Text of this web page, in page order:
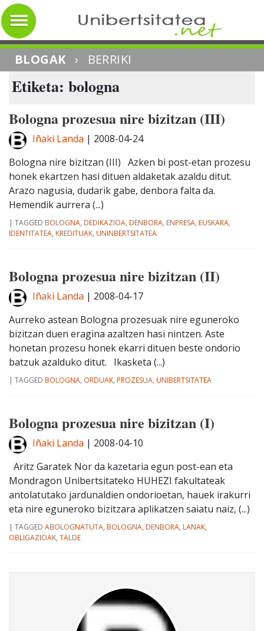
BLOGAK › BERRIKI
Etiketa: bologna
Bologna prozesua nire bizitzan (III)
Iñaki Landa | 2008-04-24
Bologna nire bizitzan (III) Azken bi post-etan prozesu
honek ekartzen hasi dituen aldaketak azaldu ditut.
Arazo nagusia, dudarik gabe, denbora falta da.
Hemendik aurrera (...)
| TAGGED BOLOGNA, DEDIKAZIOA, DENBORA, ENPRESA, EUSKARA,
IDENTITATEA, KREDITUAK, UNINBERTSITATEA
Bologna prozesua nire bizitzan (II)
Iñaki Landa | 2008-04-17
Aurreko astean Bologna prozesuak nire eguneroko
bizitzan duen eragina azaltzen hasi nintzen. Aste
honetan prozesu honek ekarri dituen beste ondorio
batzuk azalduko ditut. Ikasketa (...)
| TAGGED BOLOGNA, ORDUAK, PROZESUA, UNIBERTSITATEA
Bologna prozesua nire bizitzan (I)
Iñaki Landa | 2008-04-10
Aritz Garatek Nor da kazetaria egun post-ean eta
Mondragon Unibertsitateko HUHEZI fakultateak
antolatutako jardunaldien ondorioetan, hauek irakurri
eta nire eguneroko bizitzara aplikatzen saiatu naiz, (...)
| TAGGED ABOLOGNATUTA, BOLOGNA, DENBORA, LANAK,
OBLIGAZIOAK, TALDE